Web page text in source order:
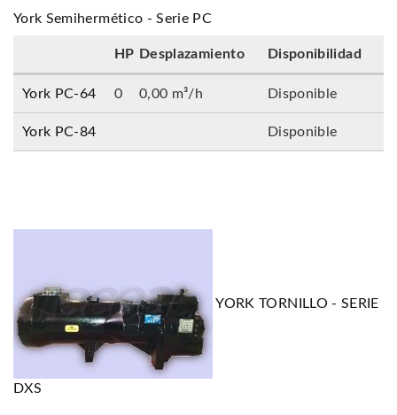
York Semihermético - Serie PC
HP Desplazamiento Disponibilidad
York PC-64 0 0,00 m³/h Disponible
York PC-84 Disponible
YORK TORNILLO - SERIE
DXS